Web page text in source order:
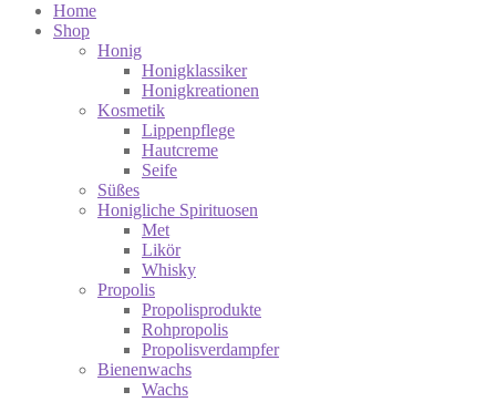
Home
Shop
Honig
Honigklassiker
Honigkreationen
Kosmetik
Lippenpflege
Hautcreme
Seife
Süßes
Honigliche Spirituosen
Met
Likör
Whisky
Propolis
Propolisprodukte
Rohpropolis
Propolisverdampfer
Bienenwachs
Wachs